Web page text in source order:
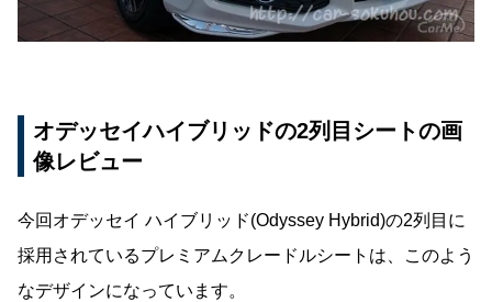
オデッセイハイブリッドの2列目シートの画
像レビュー
今回オデッセイ ハイブリッド(Odyssey Hybrid)の2列目に
採用されているプレミアムクレードルシートは、このよう
なデザインになっています。